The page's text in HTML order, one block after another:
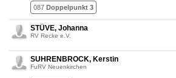
087 Doppelpunkt 3
STÜVE, Johanna
RV Recke e.V.
SUHRENBROCK, Kerstin
FuRV Neuenkirchen